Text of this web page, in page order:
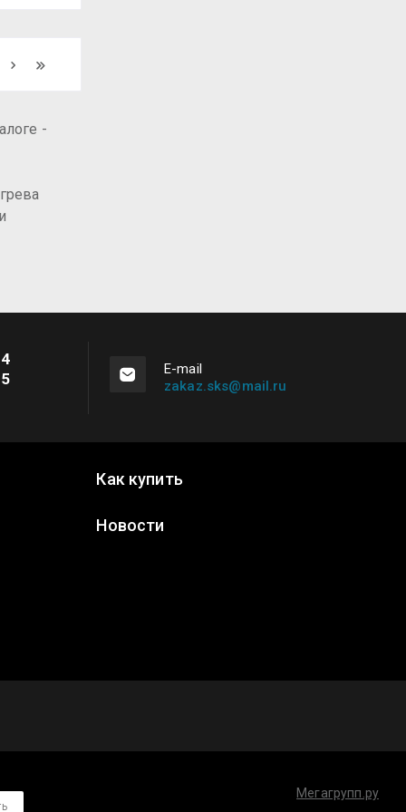
-
Е-mail
zakaz.sks@mail.ru
Как купить
Новости
Мегагрупп.ру